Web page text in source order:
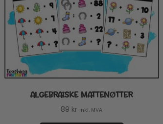
ALGEBRAISKE MATTENØTTER
89 kr inkl. MVA